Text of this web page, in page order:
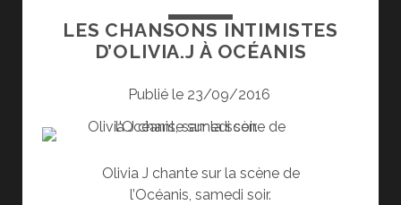
LES CHANSONS INTIMISTES
D’OLIVIA.J À OCÉANIS
Publié le 23/09/2016
Olivia J chante sur la scène de
l’Océanis, samedi soir.